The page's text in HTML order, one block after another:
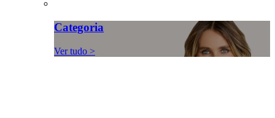
Categoria
Ver tudo >